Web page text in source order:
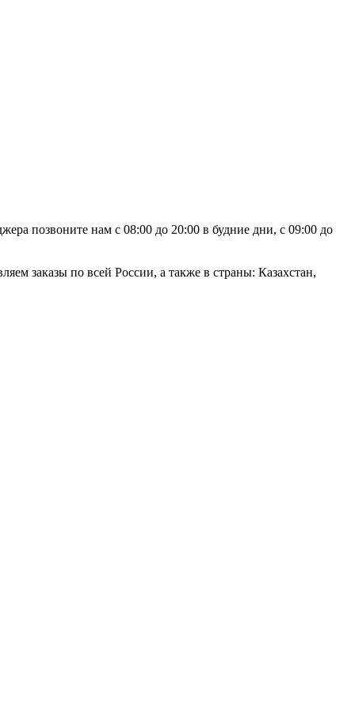
позвоните нам с 08:00 до 20:00 в будние дни, с 09:00 до
заказы по всей России, а также в страны: Казахстан,